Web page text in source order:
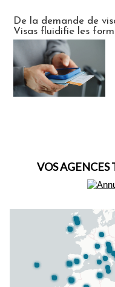
De la demande de
Visas fluidifie les
VOS AGENCES